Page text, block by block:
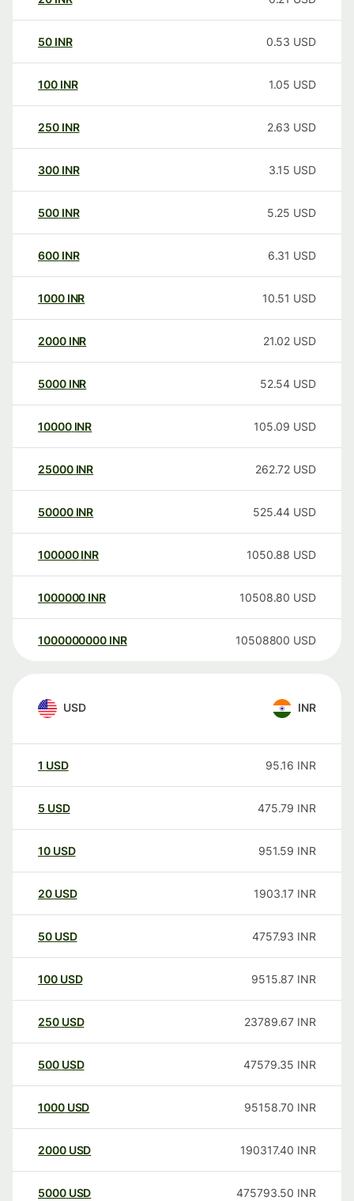
50 INR 0.53 USD
100 INR 1.05 USD
250 INR 2.63 USD
300 INR 3.15 USD
500 INR 5.25 USD
600 INR 6.31 USD
1000 INR 10.51 USD
2000 INR 21.02 USD
5000 INR 52.54 USD
10000 INR 105.09 USD
25000 INR 262.72 USD
50000 INR 525.44 USD
100000 INR 1050.88 USD
1000000 INR 10508.80 USD
1000000000 INR 10508800 USD
USD INR
1 USD 95.16 INR
5 USD 475.79 INR
10 USD 951.59 INR
20 USD 1903.17 INR
50 USD 4757.93 INR
100 USD 9515.87 INR
250 USD 23789.67 INR
500 USD 47579.35 INR
1000 USD 95158.70 INR
2000 USD 190317.40 INR
5000 USD 475793.50 INR